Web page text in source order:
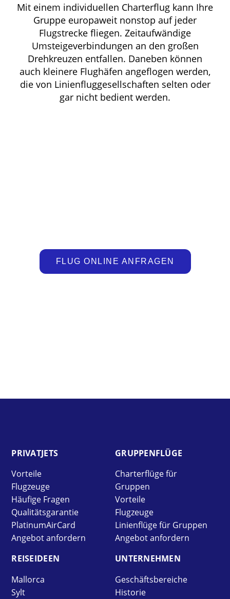
Mit einem individuellen Charterflug kann Ihre
Gruppe europaweit nonstop auf jeder
Flugstrecke fliegen. Zeitaufwändige
Umsteigeverbindungen an den großen
Drehkreuzen entfallen. Daneben können
auch kleinere Flughäfen angeflogen werden,
die von Linienfluggesellschaften selten oder
gar nicht bedient werden.
FLUG ONLINE ANFRAGEN
PRIVAT­JETS
Vorteile
Flugzeuge
Häufige Fragen
Qualitätsgarantie
PlatinumAirCard
Angebot anfordern
GRUPPEN­FLÜGE
Charterflüge für
Gruppen
Vorteile
Flugzeuge
Linienflüge für Gruppen
Angebot anfordern
REISE­IDEEN
Mallorca
Sylt
UNTER­NEHMEN
Geschäftsbereiche
Historie